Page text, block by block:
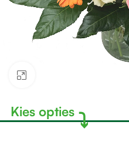
Kies opties ⤵︎